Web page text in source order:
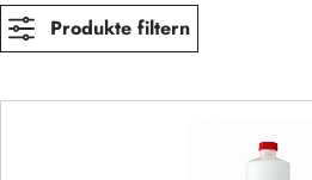
Produkte filtern